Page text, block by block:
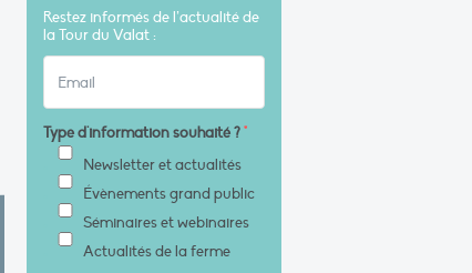
Restez informés de l’actualité de
la Tour du Valat :
Type d'information souhaité ?*
Newsletter et actualités
Évènements grand public
Séminaires et webinaires
Actualités de la ferme